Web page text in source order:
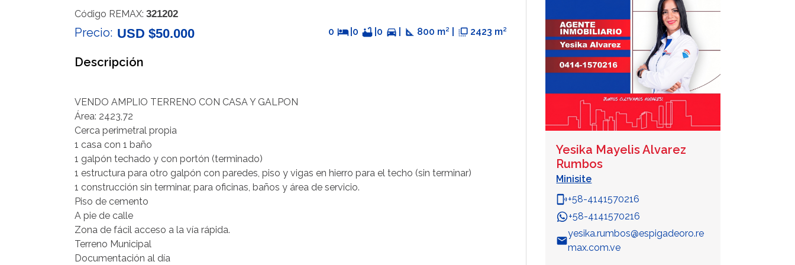
Código REMAX: 321202
Precio: USD $50.000 0 hotel 0 bathtub 0 directions_car square_foot 800 m² | flip_to_front 2423 m²
Descripción
VENDO AMPLIO TERRENO CON CASA Y GALPON
Área: 2423,72
Cerca perimetral propia
1 casa con 1 baño
1 galpón techado y con portón (terminado)
1 estructura para otro galpón con paredes, piso y vigas en hierro para el techo (sin terminar)
1 construcción sin terminar, para oficinas, baños y área de servicio.
Piso de cemento
A pie de calle
Zona de fácil acceso a la vía rápida.
Terreno Municipal
Yesika Mayelis Alvarez
Rumbos
Minisite
phonelink_ring+58-4141570216
WhatsApp
+58-4141570216
email
yesika.rumbos@espigadeoro.re
max.com.ve